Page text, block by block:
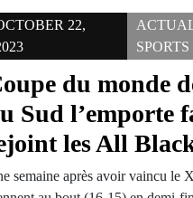
22,
SPORTS
du monde
Sud l’emporte
les All
semaine après avoir vaincu le